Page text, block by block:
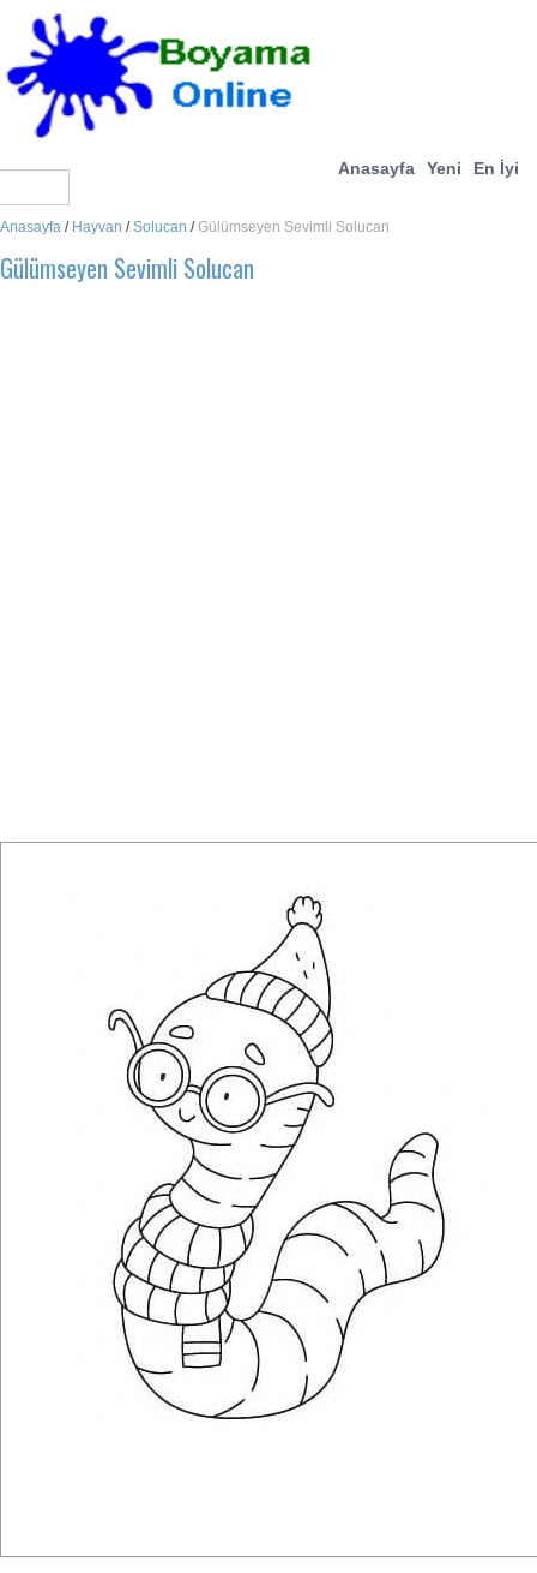
Anasayfa Yeni En İyi
Anasayfa / Hayvan /Solucan /Gülümseyen Sevimli Solucan
Gülümseyen Sevimli Solucan